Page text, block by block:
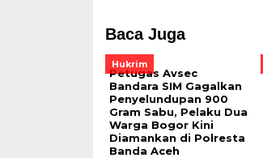
Baca Juga
Hukrim
Petugas Avsec
Bandara SIM Gagalkan
Penyelundupan 900
Gram Sabu, Pelaku Dua
Warga Bogor Kini
Diamankan di Polresta
Banda Aceh